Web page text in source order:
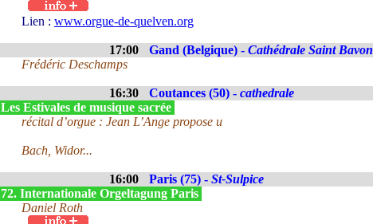
Lien : www.orgue-de-quelven.org
17:00 Gand (Belgique) - Cathédrale Saint Bavon
Frédéric Deschamps
16:30 Coutances (50) - cathedrale
Les Estivales de musique sacrée
récital d’orgue : Jean L’Ange propose u
Bach, Widor...
16:00 Paris (75) - St-Sulpice
72. Internationale Orgeltagung Paris
Daniel Roth